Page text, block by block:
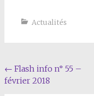
Actualités
Navigation
Article
← Flash info n° 55 –
février 2018